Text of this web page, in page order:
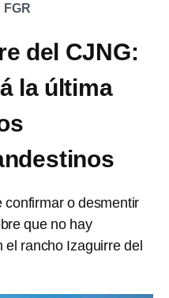
FGR
del CJNG:
la última
confirmar o desmentir
que no hay
rancho Izaguirre del